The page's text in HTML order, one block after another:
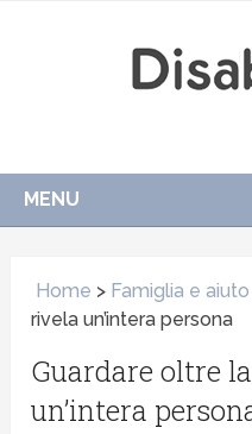
MENU
Home > Famiglia e aiuto
rivela un’intera persona
Guardare oltre
un’intera